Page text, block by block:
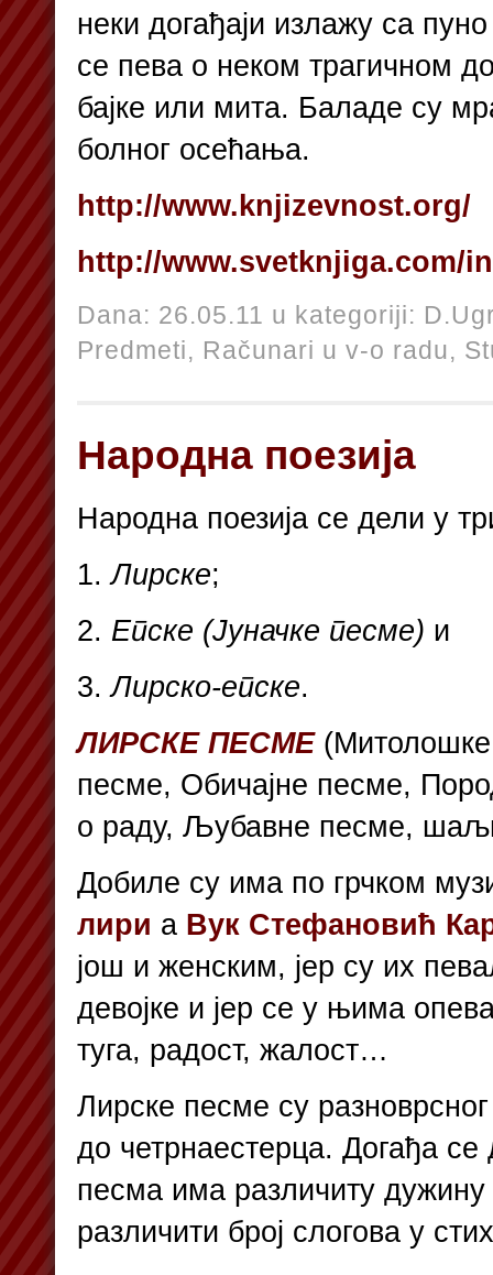
неки догађаји излажу са
се пева о неком трагичном
бајке или мита. Баладе су
болног осећања.
http://www.knjizevnost.org/
http://www.svetknjiga.com/
Dana: 26.05.11 u kategoriji:
Predmeti, Računari u v-o radu,
Народна поезија
Народна поезија се дели у
1.Лирске;
2. Епске (Јуначке песме) и
3.Лирско-епске.
ЛИРСКЕ ПЕСМЕ
песме, Обичајне песме,
о раду, Љубавне песме,
Добиле су има по грчком
лири а Вук Стефановић
још и женским, јер су их
девојке и јер се у њима
туга, радост, жалост…
Лирске песме су
до четрнаестерца. Догађа се
песма има различиту
различити број слогова у